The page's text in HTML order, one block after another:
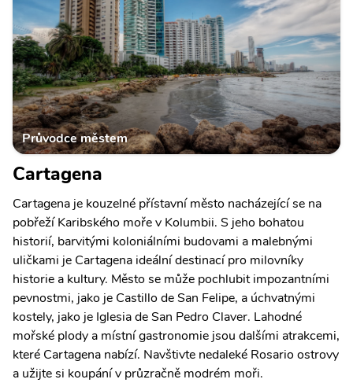
Průvodce městem
Cartagena
Cartagena je kouzelné přístavní město nacházející se na
pobřeží Karibského moře v Kolumbii. S jeho bohatou
historií, barvitými koloniálními budovami a malebnými
uličkami je Cartagena ideální destinací pro milovníky
historie a kultury. Město se může pochlubit impozantními
pevnostmi, jako je Castillo de San Felipe, a úchvatnými
kostely, jako je Iglesia de San Pedro Claver. Lahodné
mořské plody a místní gastronomie jsou dalšími atrakcemi,
které Cartagena nabízí. Navštivte nedaleké Rosario ostrovy
a užijte si koupání v průzračně modrém moři.